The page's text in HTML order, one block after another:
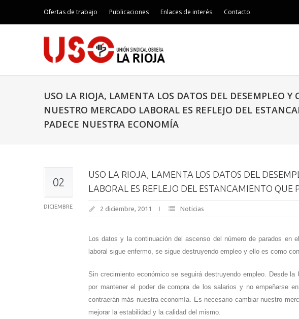
Ofertas de trabajo Publicaciones Enlaces de interés Contacto
USO LA RIOJA, LAMENTA LOS DATOS DEL DESEMPLEO Y
NUESTRO MERCADO LABORAL ES REFLEJO DEL
PADECE NUESTRA ECONOMÍA
02
DICIEMBRE
USO LA RIOJA, LAMENTA LOS DATOS DEL
LABORAL ES REFLEJO DEL ESTANCAMIENTO QUE
2 diciembre, 2011 Noticias
Los datos y la continuación del ascenso del número de parados en
laboral sigue enfermo, se sigue destruyendo empleo y ello es como
Sin crecimiento económico se seguirá destruyendo empleo. Desde
por mantener el poder de compra de los salarios y no empeñarse
contraerán más nuestra economía. Es necesario cambiar nuestro
mejorar la estabilidad y la calidad del mismo.